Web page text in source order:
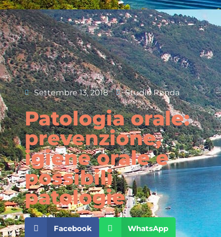
Settembre 13, 2018 Studio Renda
Patologia orale:
prevenzione,
igiene orale e
possibili
patologie
Facebook WhatsApp